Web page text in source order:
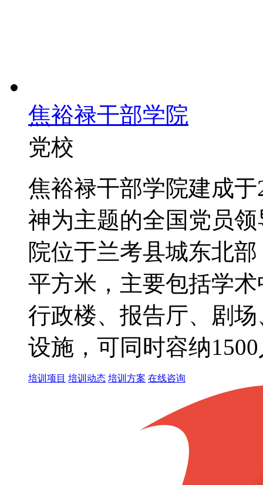
焦裕禄干部学院
党校
焦裕禄干部学院建成
神为主题的全国党员
院位于兰考县城东北
平方米，主要包括学
行政楼、报告厅、剧
设施，可同时容纳
培训项目 培训动态 培训方案 在线咨询